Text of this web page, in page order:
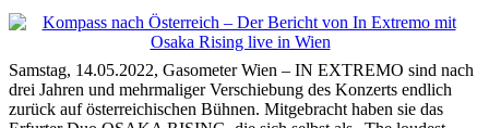
Samstag, 14.05.2022, Gasometer Wien – IN EXTREMO sind nach
drei Jahren und mehrmaliger Verschiebung des Konzerts endlich
zurück auf österreichischen Bühnen. Mitgebracht haben sie das